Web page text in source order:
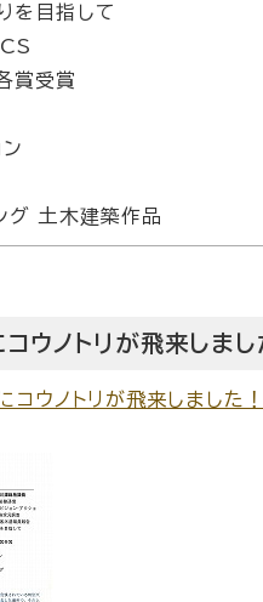
を目指して
賞受賞
グ 土木建築作品
ウノトリが飛来しまし
コウノトリが飛来しまし